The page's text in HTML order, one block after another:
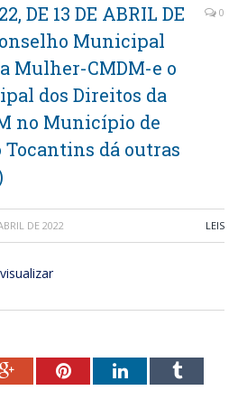
DE 13 DE ABRIL DE
Municipal
Mulher-CMDM-e o
dos Direitos da
no Município de
Tocantins dá outras
0
DE 2022 LEIS
Google+PinterestLinkedInTumblr